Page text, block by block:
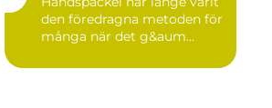
den föredragna metoden för
många när det g&aum...